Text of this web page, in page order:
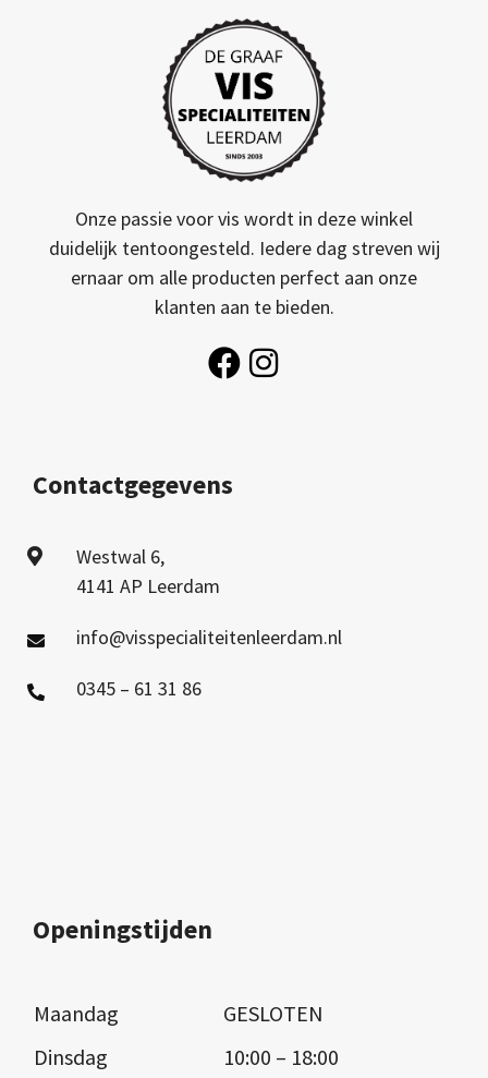
Onze passie voor vis wordt in deze winkel
duidelijk tentoongesteld. Iedere dag streven wij
ernaar om alle producten perfect aan onze
klanten aan te bieden.
Contactgegevens
Westwal 6,
4141 AP Leerdam
info@visspecialiteitenleerdam.nl
0345 – 61 31 86
Openingstijden
Maandag
GESLOTEN
Dinsdag
10:00 – 18:00